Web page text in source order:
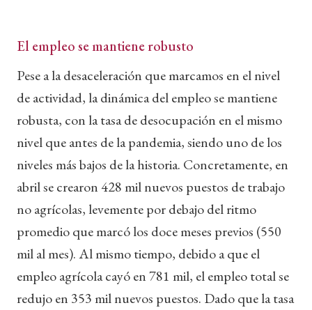
El empleo se mantiene robusto
Pese a la desaceleración que marcamos en el nivel
de actividad, la dinámica del empleo se mantiene
robusta, con la tasa de desocupación en el mismo
nivel que antes de la pandemia, siendo uno de los
niveles más bajos de la historia. Concretamente, en
abril se crearon 428 mil nuevos puestos de trabajo
no agrícolas, levemente por debajo del ritmo
promedio que marcó los doce meses previos (550
mil al mes). Al mismo tiempo, debido a que el
empleo agrícola cayó en 781 mil, el empleo total se
redujo en 353 mil nuevos puestos. Dado que la tasa